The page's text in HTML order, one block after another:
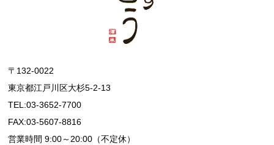
〒132-0022
東京都江戸川区大杉5-2-13
TEL:03-3652-7700
FAX:03-5607-8816
営業時間 9:00～20:00（不定休）